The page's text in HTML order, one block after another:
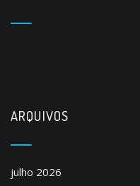
ARQUIVOS
julho 2026